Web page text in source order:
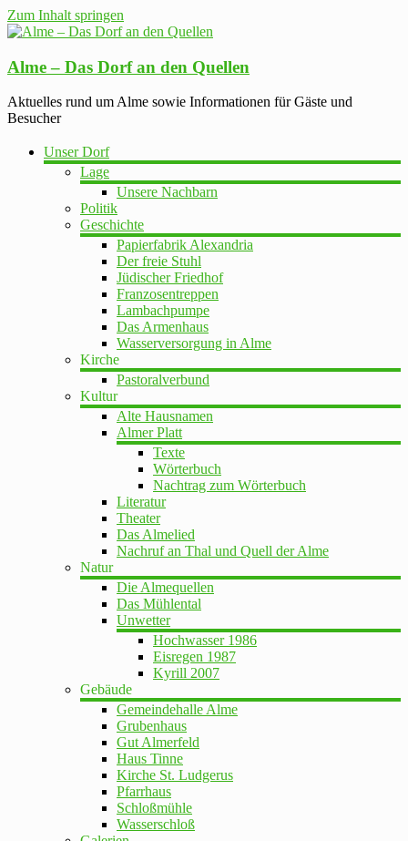
Zum Inhalt springen
Alme – Das Dorf an den Quellen
Aktuelles rund um Alme sowie Informationen für Gäste und
Besucher
Unser Dorf
Lage
Unsere Nachbarn
Politik
Geschichte
Papierfabrik Alexandria
Der freie Stuhl
Jüdischer Friedhof
Franzosentreppen
Lambachpumpe
Das Armenhaus
Wasserversorgung in Alme
Kirche
Pastoralverbund
Kultur
Alte Hausnamen
Almer Platt
Texte
Wörterbuch
Nachtrag zum Wörterbuch
Literatur
Theater
Das Almelied
Nachruf an Thal und Quell der Alme
Natur
Die Almequellen
Das Mühlental
Unwetter
Hochwasser 1986
Eisregen 1987
Kyrill 2007
Gebäude
Gemeindehalle Alme
Grubenhaus
Gut Almerfeld
Haus Tinne
Kirche St. Ludgerus
Pfarrhaus
Schloßmühle
Wasserschloß